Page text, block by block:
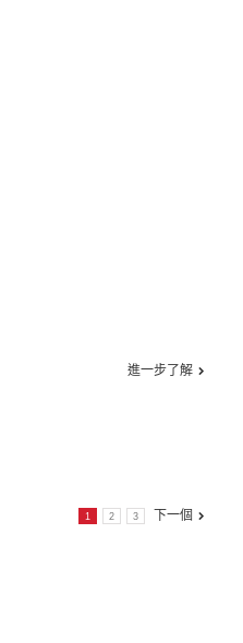
進一步了解
1 2 3 下一個